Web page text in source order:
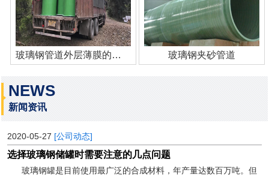
玻璃钢管道外层薄膜的作用 玻璃钢夹砂管道
NEWS
新闻资讯
2020-05-27 [公司动态]
选择玻璃钢储罐时需要注意的几点问题
玻璃钢罐是目前使用最广泛的合成材料，年产量达数百万吨。但